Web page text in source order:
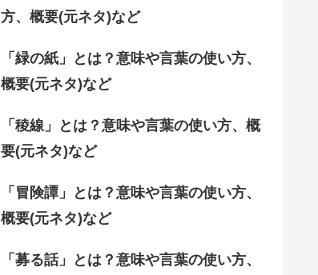
方、概要(元ネタ)など
「緑の紙」とは？意味や言葉の使い方、
概要(元ネタ)など
「稜線」とは？意味や言葉の使い方、概
要(元ネタ)など
「冒険譚」とは？意味や言葉の使い方、
概要(元ネタ)など
「募る話」とは？意味や言葉の使い方、